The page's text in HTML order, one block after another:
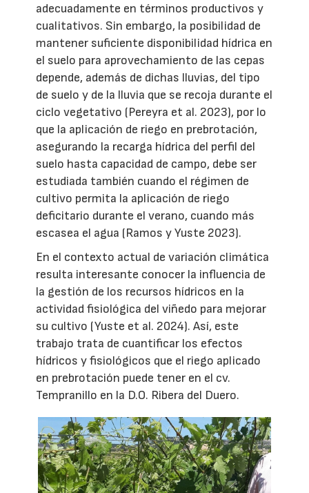
adecuadamente en términos productivos y
cualitativos. Sin embargo, la posibilidad de
mantener suficiente disponibilidad hídrica en
el suelo para aprovechamiento de las cepas
depende, además de dichas lluvias, del tipo
de suelo y de la lluvia que se recoja durante el
ciclo vegetativo (Pereyra et al. 2023), por lo
que la aplicación de riego en prebrotación,
asegurando la recarga hídrica del perfil del
suelo hasta capacidad de campo, debe ser
estudiada también cuando el régimen de
cultivo permita la aplicación de riego
deficitario durante el verano, cuando más
escasea el agua (Ramos y Yuste 2023).
En el contexto actual de variación climática
resulta interesante conocer la influencia de
la gestión de los recursos hídricos en la
actividad fisiológica del viñedo para mejorar
su cultivo (Yuste et al. 2024). Así, este
trabajo trata de cuantificar los efectos
hídricos y fisiológicos que el riego aplicado
en prebrotación puede tener en el cv.
Tempranillo en la D.O. Ribera del Duero.